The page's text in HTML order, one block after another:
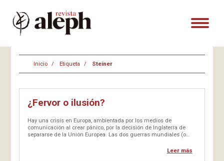
Inicio Etiqueta Steiner
¿Fervor o ilusión?
Hay una crisis en Europa, ambientada por los medios de
comunicación al crear pánico, por la decisión de Inglaterra de
separarse de la Unión Europea. Las dos guerras mundiales (o
Leer más